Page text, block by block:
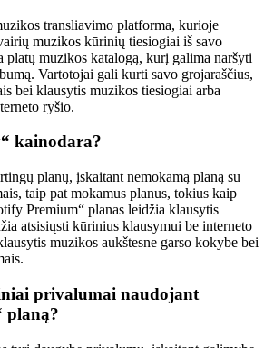
transliavimo platforma, kurioje
muzikos kūrinių tiesiogiai iš savo
muzikos katalogą, kurį galima naršyti
Vartotojai gali kurti savo grojaraščius,
bei klausytis muzikos tiesiogiai arba
ryšio.
kainodara?
planų, įskaitant nemokamą planą su
taip pat mokamus planus, tokius kaip
Premium“ planas leidžia klausytis
atsisiųsti kūrinius klausymui be interneto
muzikos aukštesne garso kokybe bei
privalumai naudojant
planą?